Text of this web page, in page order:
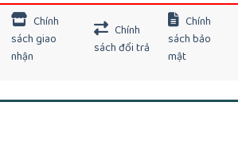
Chính
sách giao
nhận
Chính
sách đổi trả
Chính
sách bảo
mật